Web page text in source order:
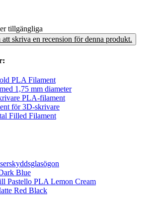
tillgängliga
skriva en recension för denna produkt.
PLA Filament
1,75 mm diameter
PLA-filament
för 3D-skrivare
Filled Filament
Blue
Pastello PLA Lemon Cream
Red Black